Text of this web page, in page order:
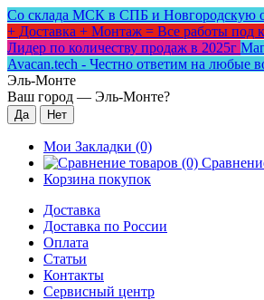
Со склада МСК в СПБ и Новгородскую
+ Доставка + Монтаж = Все работы под
Лидер по количеству продаж в 2025г
Avacan.tech - Честно ответим на любые
Эль-Монте
Ваш город — Эль-Монте?
Мои Закладки (0)
Корзина покупок
Доставка
Доставка по России
Оплата
Статьи
Контакты
Сервисный центр